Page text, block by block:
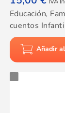
Educación,
cuentos
Añadir